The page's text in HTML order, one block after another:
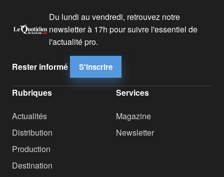
Du lundi au vendredi, retrouvez notre
newsletter à 17h pour suivre l'essentiel de
l'actualité pro.
Rester informé S'inscrire
Rubriques
Actualités
Distribution
Production
Destination
Services
Magazine
Newsletter